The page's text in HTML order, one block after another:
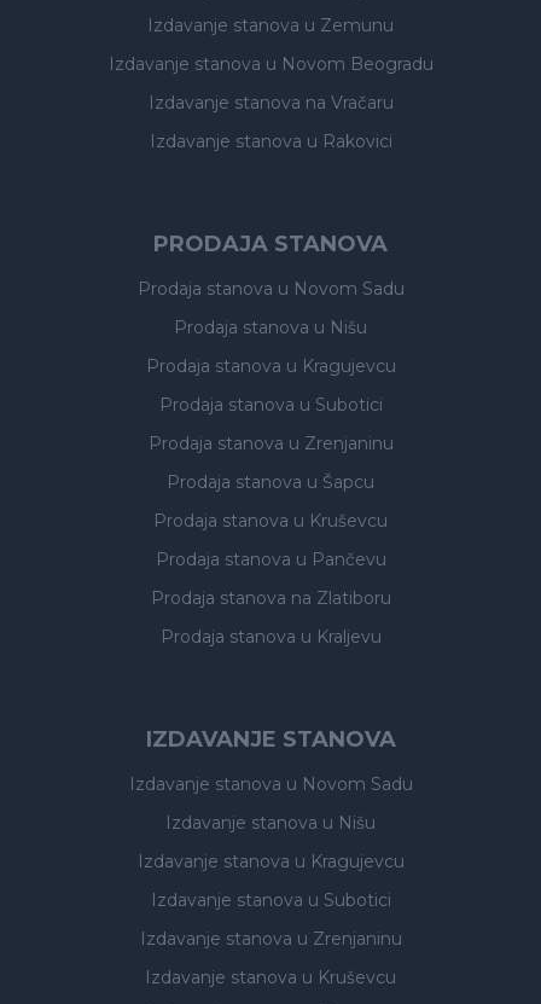
Izdavanje stanova u Zemunu
Izdavanje stanova u Novom Beogradu
Izdavanje stanova na Vračaru
Izdavanje stanova u Rakovici
PRODAJA STANOVA
Prodaja stanova u Novom Sadu
Prodaja stanova u Nišu
Prodaja stanova u Kragujevcu
Prodaja stanova u Subotici
Prodaja stanova u Zrenjaninu
Prodaja stanova u Šapcu
Prodaja stanova u Kruševcu
Prodaja stanova u Pančevu
Prodaja stanova na Zlatiboru
Prodaja stanova u Kraljevu
IZDAVANJE STANOVA
Izdavanje stanova u Novom Sadu
Izdavanje stanova u Nišu
Izdavanje stanova u Kragujevcu
Izdavanje stanova u Subotici
Izdavanje stanova u Zrenjaninu
Izdavanje stanova u Kruševcu